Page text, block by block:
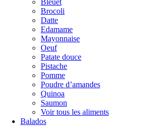
Bleuet
Brocoli
Datte
Edamame
Mayonnaise
Oeuf
Patate douce
Pistache
Pomme
Poudre d’amandes
Quinoa
Saumon
Voir tous les aliments
Balados